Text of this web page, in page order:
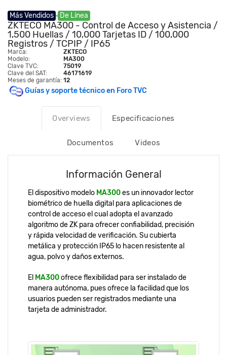
Más Vendidos De Línea
ZKTECO MA300 - Control de Acceso y Asistencia /
1,500 Huellas / 10,000 Tarjetas ID / 100,000
Registros / TCPIP / IP65
Marca:
ZKTECO
Modelo:
MA300
Clave TVC:
75019
Clave del SAT:
46171619
Meses de garantía: 12
Guías y soporte técnico en Foro TVC
Overviews Especificaciones
Documentos Videos
Información General
El dispositivo modelo MA300es un innovador lector
biométrico de huella digital para aplicaciones de
control de acceso el cual adopta el avanzado
algoritmo de ZK para ofrecer confiabilidad, precisión
y rápida velocidad de verificación. Su cubierta
metálica y protección IP65 lo hacen resistente al
agua, polvo y daños externos.
El MA300ofrece flexibilidad para ser instalado de
manera autónoma, pues ofrece la facilidad que los
usuarios pueden ser registrados mediante una
tarjeta de administrador.